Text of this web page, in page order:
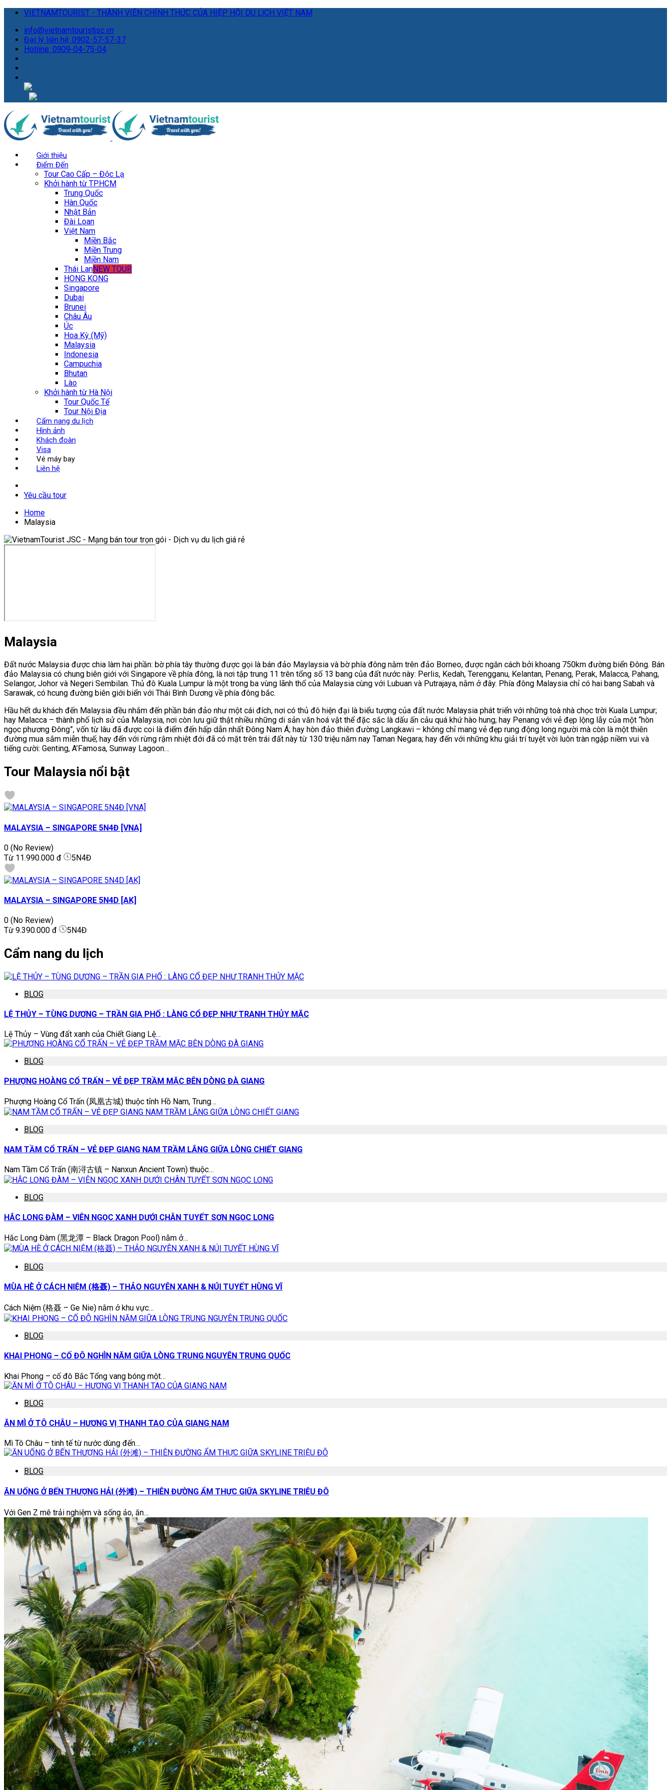
VIETNAMTOURIST - THÀNH VIÊN CHÍNH THỨC CỦA HIỆP HỘI DU LỊCH VIỆT NAM
info@vietnamtouristjsc.vn
Đại lý liên hệ: 0902-57-57-37
Hotline: 0909-04-75-04
Giới thiệu
Điểm Đến
Tour Cao Cấp – Độc Lạ
Khởi hành từ TP.HCM
Trung Quốc
Hàn Quốc
Nhật Bản
Đài Loan
Việt Nam
Miền Bắc
Miền Trung
Miền Nam
Thái LanNEW TOUR
HONG KONG
Singapore
Dubai
Brunei
Châu Âu
Úc
Hoa Kỳ (Mỹ)
Malaysia
Indonesia
Campuchia
Bhutan
Lào
Khởi hành từ Hà Nội
Tour Quốc Tế
Tour Nội Địa
Cẩm nang du lịch
Hình ảnh
Khách đoàn
Visa
Vé máy bay
Liên hệ
Yêu cầu tour
Home
Malaysia
Malaysia
Đất nước Malaysia được chia làm hai phần: bờ phía tây thường được gọi là bán đảo Maylaysia và bờ phía đông nằm trên đảo Borneo, được ngăn cách bởi khoang 750km đường biển Đông. Bán
đảo Malaysia có chung biên giới với Singapore về phía đông, là nơi tập trung 11 trên tổng số 13 bang của đất nước này: Perlis, Kedah, Terengganu, Kelantan, Penang, Perak, Malacca, Pahang,
Selangor, Johor và Negeri Sembilan. Thủ đô Kuala Lumpur là một trong ba vùng lãnh thổ của Malaysia cùng với Lubuan và Putrajaya, nằm ở đây. Phía đông Malaysia chỉ có hai bang Sabah và
Sarawak, có hcung đường biên giới biển với Thái Bình Dương về phía đông bắc.
Hầu hết du khách đến Malaysia đều nhắm đến phần bán đảo như một cái đích, nơi có thủ đô hiện đại là biểu tượng của đất nước Malaysia phát triển với những toà nhà chọc trời Kuala Lumpur;
hay Malacca – thành phố lịch sử của Malaysia, nơi còn lưu giữ thật nhiều những di sản văn hoá vật thể đặc sắc là dấu ấn cảu quá khứ hào hung; hay Penang với vẻ đẹp lộng lẫy của một “hòn
ngọc phương Đông”, vốn từ lâu đã được coi là điểm đến hấp dẫn nhất Đông Nam Á; hay hòn đảo thiên đường Langkawi – không chỉ mang vẻ đẹp rung động long người mà còn là một thiên
đường mua sắm miễn thuế; hay đến với rừng rậm nhiệt đới đã có mặt trên trái đất này từ 130 triệu năm nay Taman Negara; hay đến với những khu giải trí tuyệt vời luôn tràn ngập niềm vui và
tiếng cười: Genting, A’Famosa, Sunway Lagoon…
Tour Malaysia nổi bật
MALAYSIA – SINGAPORE 5N4Đ [VNA]
0 (No Review)
Từ 11.990.000 đ 5N4Đ
MALAYSIA – SINGAPORE 5N4D [AK]
0 (No Review)
Từ 9.390.000 đ 5N4Đ
Cẩm nang du lịch
BLOG
LỆ THỦY – TÙNG DƯƠNG – TRẦN GIA PHỐ : LÀNG CỔ ĐẸP NHƯ TRANH THỦY MẶC
Lệ Thủy – Vùng đất xanh của Chiết Giang Lệ…
BLOG
PHƯỢNG HOÀNG CỔ TRẤN – VẺ ĐẸP TRẦM MẶC BÊN DÒNG ĐÀ GIANG
Phượng Hoàng Cổ Trấn (凤凰古城) thuộc tỉnh Hồ Nam, Trung…
BLOG
NAM TẦM CỔ TRẤN – VẺ ĐẸP GIANG NAM TRẦM LẮNG GIỮA LÒNG CHIẾT GIANG
Nam Tầm Cổ Trấn (南浔古镇 – Nanxun Ancient Town) thuộc…
BLOG
HẮC LONG ĐÀM – VIÊN NGỌC XANH DƯỚI CHÂN TUYẾT SƠN NGỌC LONG
Hắc Long Đàm (黑龙潭 – Black Dragon Pool) nằm ở…
BLOG
MÙA HÈ Ở CÁCH NIỆM (格聂) – THẢO NGUYÊN XANH & NÚI TUYẾT HÙNG VĨ
Cách Niệm (格聂 – Ge Nie) nằm ở khu vực…
BLOG
KHAI PHONG – CỐ ĐÔ NGHÌN NĂM GIỮA LÒNG TRUNG NGUYÊN TRUNG QUỐC
Khai Phong – cố đô Bắc Tống vang bóng một…
BLOG
ĂN MÌ Ở TÔ CHÂU – HƯƠNG VỊ THANH TAO CỦA GIANG NAM
Mì Tô Châu – tinh tế từ nước dùng đến…
BLOG
ĂN UỐNG Ở BẾN THƯỢNG HẢI (外滩) – THIÊN ĐƯỜNG ẨM THỰC GIỮA SKYLINE TRIỆU ĐÔ
Với Gen Z mê trải nghiệm và sống ảo, ăn…